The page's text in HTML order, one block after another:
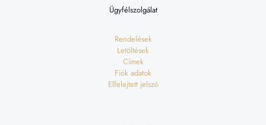
Ügyfélszolgálat
Rendelések
Letöltések
Címek
Fiók adatok
Elfelejtett jelszó